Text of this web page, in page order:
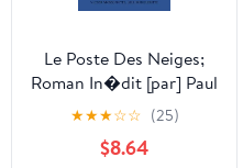
Le Poste Des Neiges;
Roman In�dit [par] Paul
Et Victor Margueritte
Paperback
★★★☆☆ (25)
$8.64